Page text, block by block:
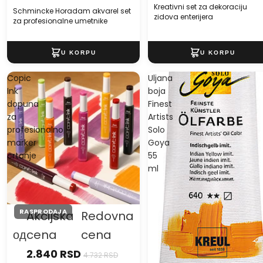
Schmincke Horadam akvarel set
za profesionalne umetnike
Kreativni set za dekoraciju
zidova enterijera
Copic
Ink
dopuna
za
profesionalno
marker
crtanje
RASPRODAJA
од
Akcijska
cena
2.840 RSD
Redovna
cena
4.732 RSD
Uljana
boja
Finest
Artists
Solo
Goya
55
ml